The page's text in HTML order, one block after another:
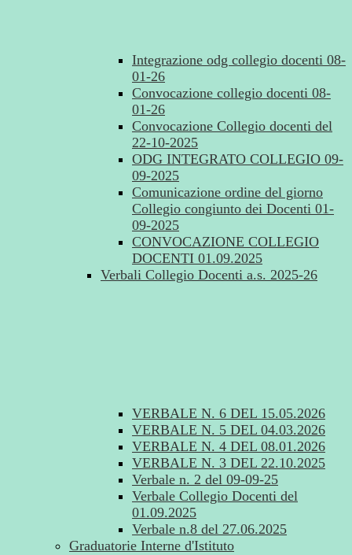
Integrazione odg collegio docenti 08-
01-26
Convocazione collegio docenti 08-
01-26
Convocazione Collegio docenti del
22-10-2025
ODG INTEGRATO COLLEGIO 09-
09-2025
Comunicazione ordine del giorno
Collegio congiunto dei Docenti 01-
09-2025
CONVOCAZIONE COLLEGIO
DOCENTI 01.09.2025
Verbali Collegio Docenti a.s. 2025-26
VERBALE N. 6 DEL 15.05.2026
VERBALE N. 5 DEL 04.03.2026
VERBALE N. 4 DEL 08.01.2026
VERBALE N. 3 DEL 22.10.2025
Verbale n. 2 del 09-09-25
Verbale Collegio Docenti del
01.09.2025
Verbale n.8 del 27.06.2025
Graduatorie Interne d'Istituto